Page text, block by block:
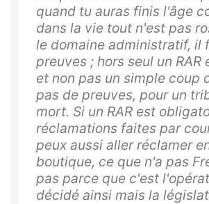
quand tu auras finis l'âge
dans la vie tout n'est pas
le domaine administratif, il
preuves ; hors seul un RAR
et non pas un simple coup
pas de preuves, pour un
mort. Si un RAR est
réclamations faites par
peux aussi aller réclamer
boutique, ce que n'a pas
pas parce que c'est
décidé ainsi mais la